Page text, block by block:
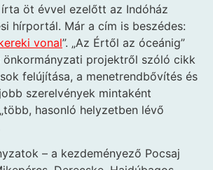
írta öt évvel ezelőtt az Indóház
hírportál. Már a cím is beszédes:
vonal”. „Az Értől az óceánig”
önkormányzati projektről szóló cikk
felújítása, a menetrendbővítés és
szerelvények mintaként
hasonló helyzetben lévő
– a kezdeményező Pocsaj